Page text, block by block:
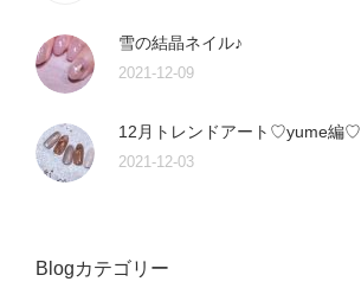
雪の結晶ネイル♪
2021-12-09
12月トレンドアート♡yume編♡
2021-12-03
Blogカテゴリー